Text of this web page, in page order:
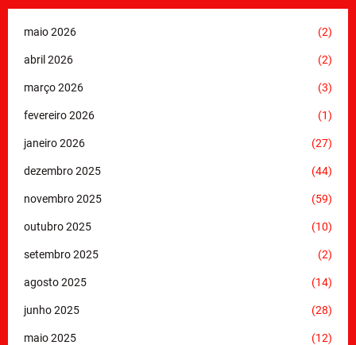
maio 2026 (2)
abril 2026 (2)
março 2026 (3)
fevereiro 2026 (1)
janeiro 2026 (27)
dezembro 2025 (44)
novembro 2025 (59)
outubro 2025 (10)
setembro 2025 (2)
agosto 2025 (14)
junho 2025 (28)
maio 2025 (12)